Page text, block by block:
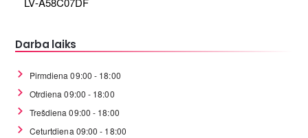
Darba laiks
Pirmdiena 09:00 - 18:00
Otrdiena 09:00 - 18:00
Trešdiena 09:00 - 18:00
Ceturtdiena 09:00 - 18:00